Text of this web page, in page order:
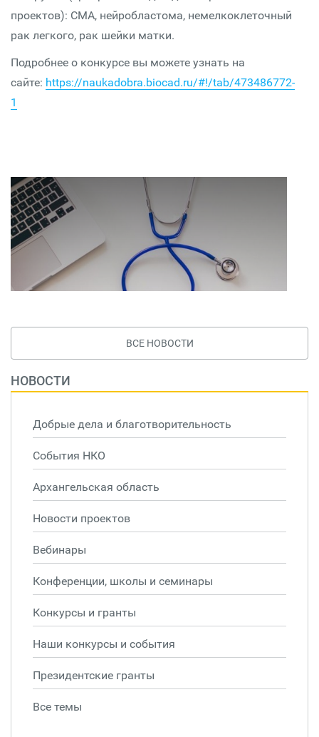
проектов): СМА, нейробластома, немелкоклеточный
рак легкого, рак шейки матки.
Подробнее о конкурсе вы можете узнать на
сайте: https://naukadobra.biocad.ru/#!/tab/473486772-
1
ВСЕ НОВОСТИ
НОВОСТИ
Добрые дела и благотворительность
События НКО
Архангельская область
Новости проектов
Вебинары
Конференции, школы и семинары
Конкурсы и гранты
Наши конкурсы и события
Президентские гранты
Все темы